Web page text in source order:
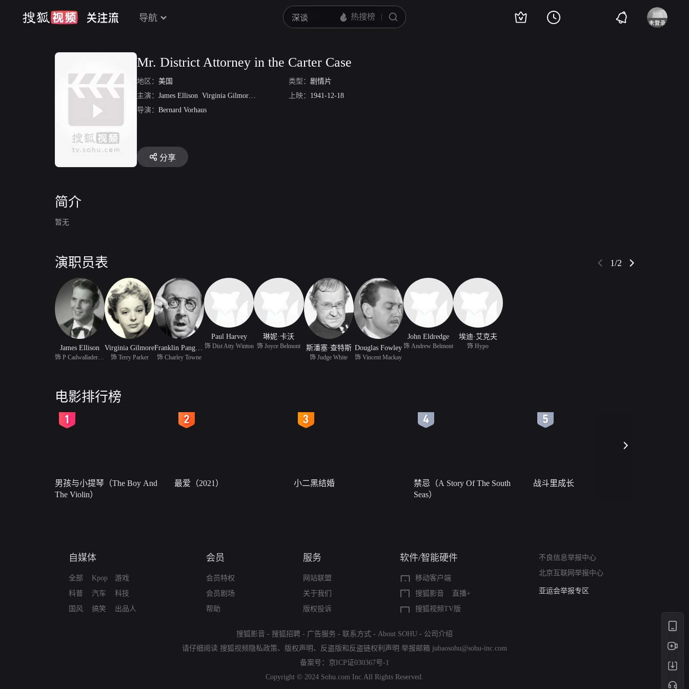
导航
Mr. District Attorney in the Carter Case
地区： 美国 类型： 剧情片
主演： James Ellison Virginia Gilmore Franklin Pangborn Paul Harvey
上映： 1941-12-18
导演： Bernard Vorhaus
分享
简介
暂无
演职员表 1/2
James Ellison Virginia Gilmore
饰 Terry Parker 饰 Charley Towne
Paul Harvey
饰 Dist Atty Winton
琳妮·卡沃
饰 Joyce Belmont 斯潘塞·查特斯
饰 Judge White
Douglas Fowley
饰 Vincent Mackay
John Eldredge
饰 Andrew Belmont
埃迪·艾克夫
饰 Hypo
电影排行榜
男孩与小提琴（The Boy And
The Violin）
最爱（2021） 小二黑结婚
禁忌（A Story Of The South
Seas）
战斗里成长
自媒体
全部
科普
国风
Kpop
汽车
搞笑
游戏
科技
出品人
会员
会员特权
会员剧场
帮助
服务
网站联盟
关于我们
版权投诉
软件/智能硬件
移动客户端
搜狐影音
直播+
搜狐视频TV版
不良信息举报中心
北京互联网举报中心
算法推荐专项举报
亚运会举报专区
搜狐影音 - 搜狐招聘 - 广告服务 - 联系方式 - About SOHU - 公司介绍
请仔细阅读 搜狐视频隐私政策、 版权声明 、 反盗版和反盗链权利声明 举报邮箱 jubaosohu@sohu-inc.com
备案号： 京ICP证030367号-1
Copyright © 2024 Sohu.com Inc.All Rights Reserved.